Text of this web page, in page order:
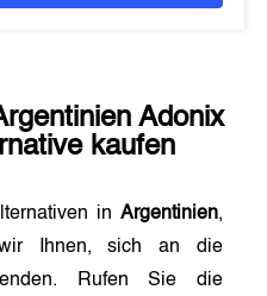
Adonix
kaufen
in Argentinien,
Ihnen, sich an die
Rufen Sie die